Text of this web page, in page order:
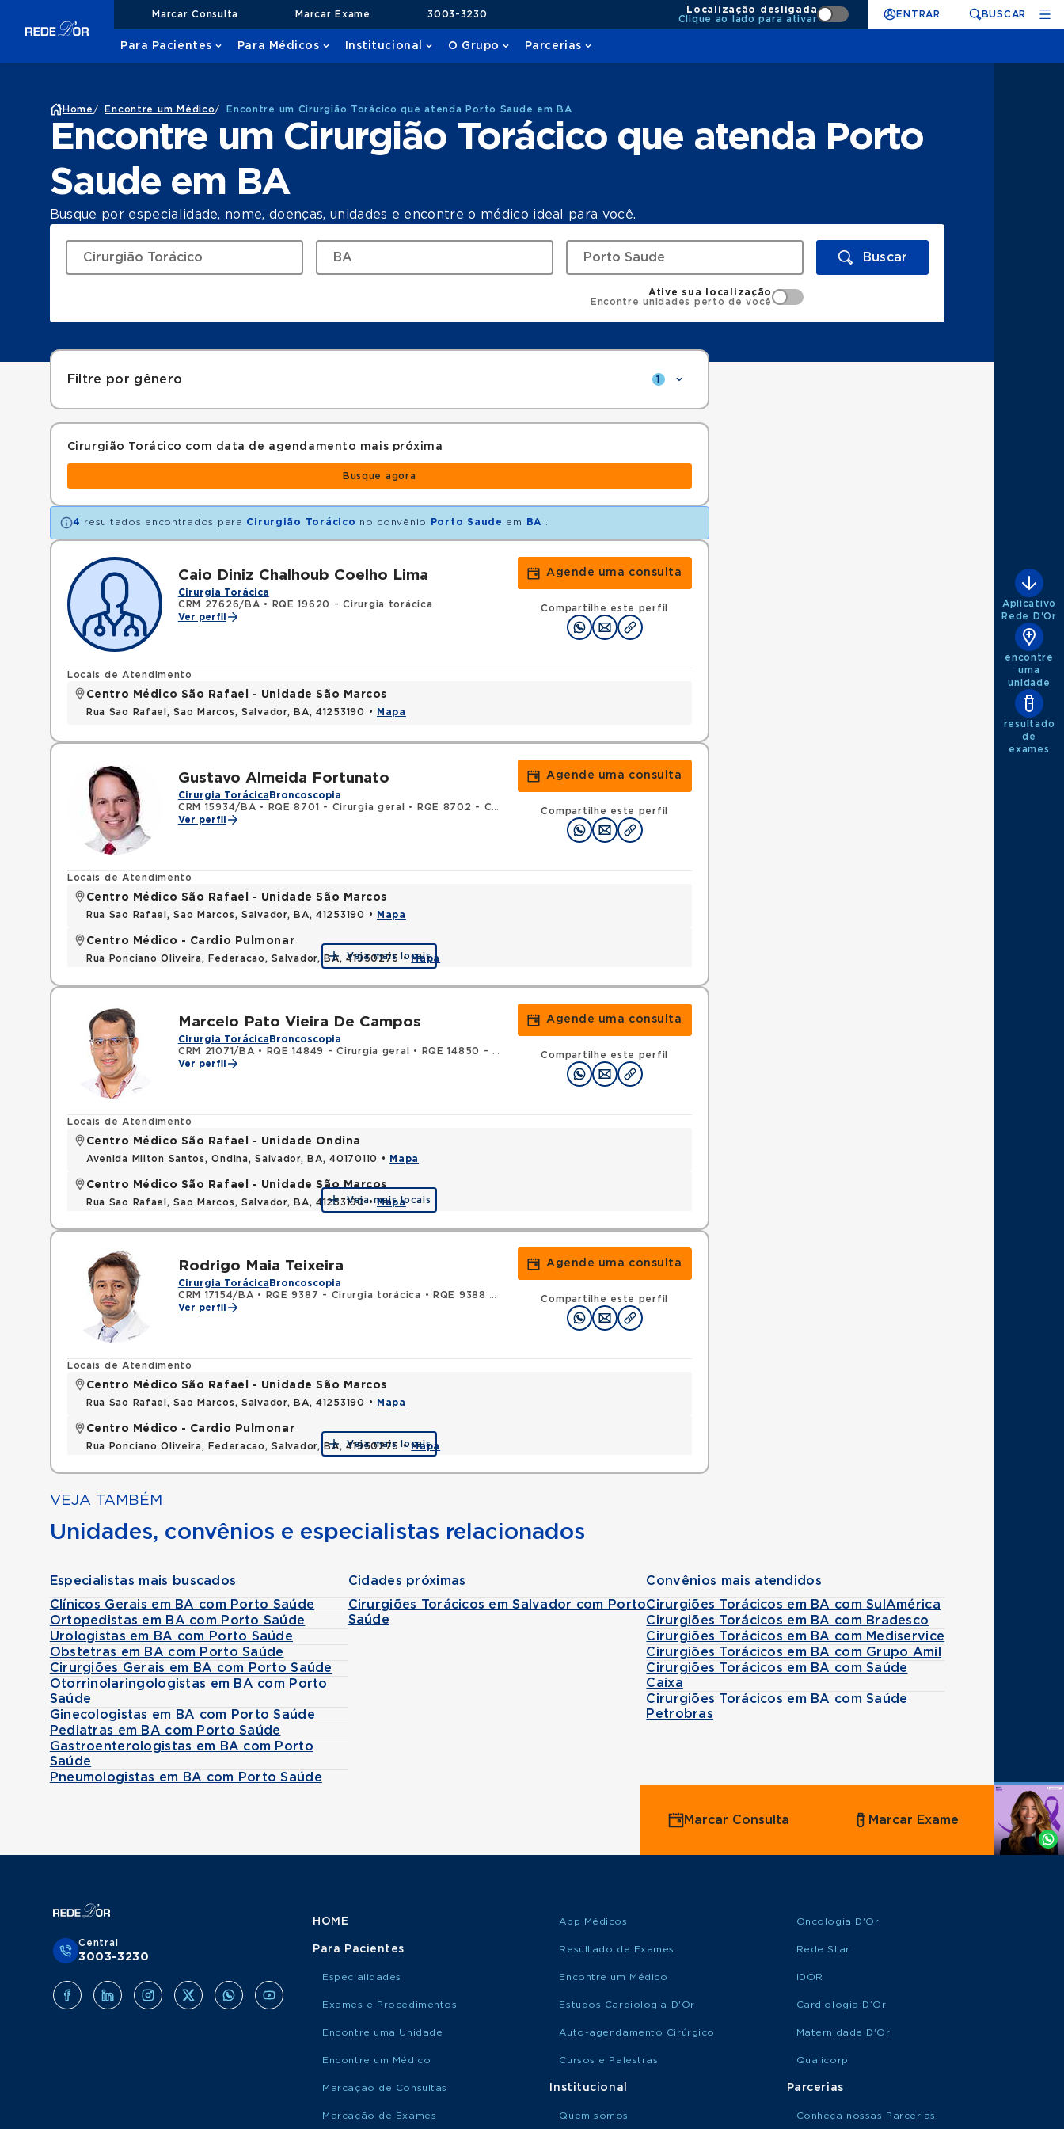
Marcar Consulta Marcar Exame 3003-3230
Localização desligada
Clique ao lado para ativar
ENTRAR BUSCAR
Para Pacientes Para Médicos Institucional O Grupo Parcerias
Home / Encontre um Médico/ Encontre um Cirurgião Torácico que atenda Porto Saude em BA
Encontre um Cirurgião Torácico que atenda Porto
Saude em BA
Busque por especialidade, nome, doenças, unidades e encontre o médico ideal para você.
Buscar
Ative sua localização
Encontre unidades perto de você
Filtre por gênero 1
Cirurgião Torácico com data de agendamento mais próxima
Busque agora
4 resultados encontrados para Cirurgião Torácico no convênio Porto Saude em BA
Caio Diniz Chalhoub Coelho Lima
Cirurgia Torácica
CRM 27626/BA •
RQE 19620 - Cirurgia torácica
Ver perfil
Agende uma consulta
Compartilhe este perfil
Locais de Atendimento
Centro Médico São Rafael - Unidade São Marcos
Rua Sao Rafael, Sao Marcos, Salvador, BA, 41253190 • Mapa
Gustavo Almeida Fortunato
Cirurgia Torácica Broncoscopia
CRM 15934/BA • RQE 8701 - Cirurgia geral •
RQE 8702 - Cirurgia torácica
Ver perfil
Agende uma consulta
Compartilhe este perfil
Locais de Atendimento
Centro Médico São Rafael - Unidade São Marcos
Rua Sao Rafael, Sao Marcos, Salvador, BA, 41253190 • Mapa
Centro Médico - Cardio Pulmonar
Rua Ponciano Oliveira, Federacao, Salvador, BA, 41950275 •Mapa
Veja mais locais
Marcelo Pato Vieira De Campos
Cirurgia Torácica Broncoscopia
CRM 21071/BA • RQE 14849 - Cirurgia geral •
RQE 14850 - Cirurgia torácica
Ver perfil
Agende uma consulta
Compartilhe este perfil
Locais de Atendimento
Centro Médico São Rafael - Unidade Ondina
Avenida Milton Santos, Ondina, Salvador, BA, 40170110 • Mapa
Centro Médico São Rafael - Unidade São Marcos
Rua Sao Rafael, Sao Marcos, Salvador, BA, 41253190 •Mapa
Veja mais locais
Rodrigo Maia Teixeira
Cirurgia Torácica Broncoscopia
CRM 17154/BA • RQE 9387 - Cirurgia torácica •
RQE 9388 - Cirurgia geral
Ver perfil
Agende uma consulta
Compartilhe este perfil
Locais de Atendimento
Centro Médico São Rafael - Unidade São Marcos
Rua Sao Rafael, Sao Marcos, Salvador, BA, 41253190 • Mapa
Centro Médico - Cardio Pulmonar
Rua Ponciano Oliveira, Federacao, Salvador, BA, 41950275 •Mapa
Veja mais locais
VEJA TAMBÉM
Unidades, convênios e especialistas relacionados
Especialistas mais buscados
Clínicos Gerais em BA com Porto Saúde
Ortopedistas em BA com Porto Saúde
Urologistas em BA com Porto Saúde
Obstetras em BA com Porto Saúde
Cirurgiões Gerais em BA com Porto Saúde
Otorrinolaringologistas em BA com Porto
Saúde
Ginecologistas em BA com Porto Saúde
Pediatras em BA com Porto Saúde
Gastroenterologistas em BA com Porto
Saúde
Pneumologistas em BA com Porto Saúde
Cidades próximas
Cirurgiões Torácicos em Salvador com Porto
Saúde
Convênios mais atendidos
Cirurgiões Torácicos em BA com SulAmérica
Cirurgiões Torácicos em BA com Bradesco
Cirurgiões Torácicos em BA com Mediservice
Cirurgiões Torácicos em BA com Grupo Amil
Cirurgiões Torácicos em BA com Saúde
Caixa
Cirurgiões Torácicos em BA com Saúde
Petrobras
Aplicativo
Rede D'Or
encontre
uma
unidade
resultado
de
exames
Agende
Whatsapp
Marcar Consulta Marcar Exame
Central
3003-3230
HOME
Para Pacientes
Especialidades
Exames e Procedimentos
Encontre uma Unidade
Encontre um Médico
Marcação de Consultas
Marcação de Exames
App Médicos
Resultado de Exames
Encontre um Médico
Estudos Cardiologia D'Or
Auto-agendamento Cirúrgico
Cursos e Palestras
Institucional
Quem somos
Oncologia D'Or
Rede Star
IDOR
Cardiologia D’Or
Maternidade D'Or
Qualicorp
Parcerias
Conheça nossas Parcerias